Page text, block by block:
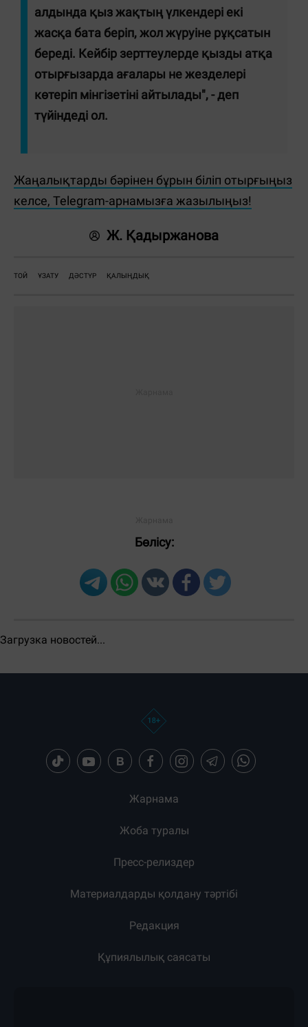
алдында қыз жақтың үлкендері екі
жасқа бата беріп, жол жүруіне рұқсатын
береді. Кейбір зерттеулерде қызды атқа
отырғызарда ағалары не жезделері
көтеріп мінгізетіні айтылады", - деп
түйіндеді ол.
Жаңалықтарды бәрінен бұрын біліп отырғыңыз
келсе, Telegram-арнамызға жазылыңыз!
Ж. Қадыржанова
ТОЙ ҰЗАТУ ДӘСТҮР ҚАЛЫҢДЫҚ
Бөлісу:
Загрузка новостей...
Жарнама
Жоба туралы
Пресс-релиздер
Материалдарды қолдану тәртібі
Редакция
Құпиялылық саясаты